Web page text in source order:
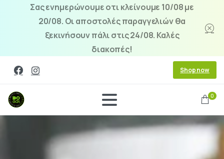
Σας ενημερώνουμε οτι κλείνουμε 10/08 με
20/08. Οι αποστολές παραγγελιών θα
ξεκινήσουν πάλι στις 24/08. Καλές
διακοπές!
Shop now
0